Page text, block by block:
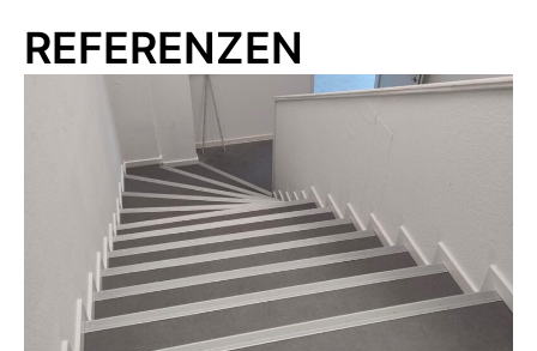
REFERENZEN